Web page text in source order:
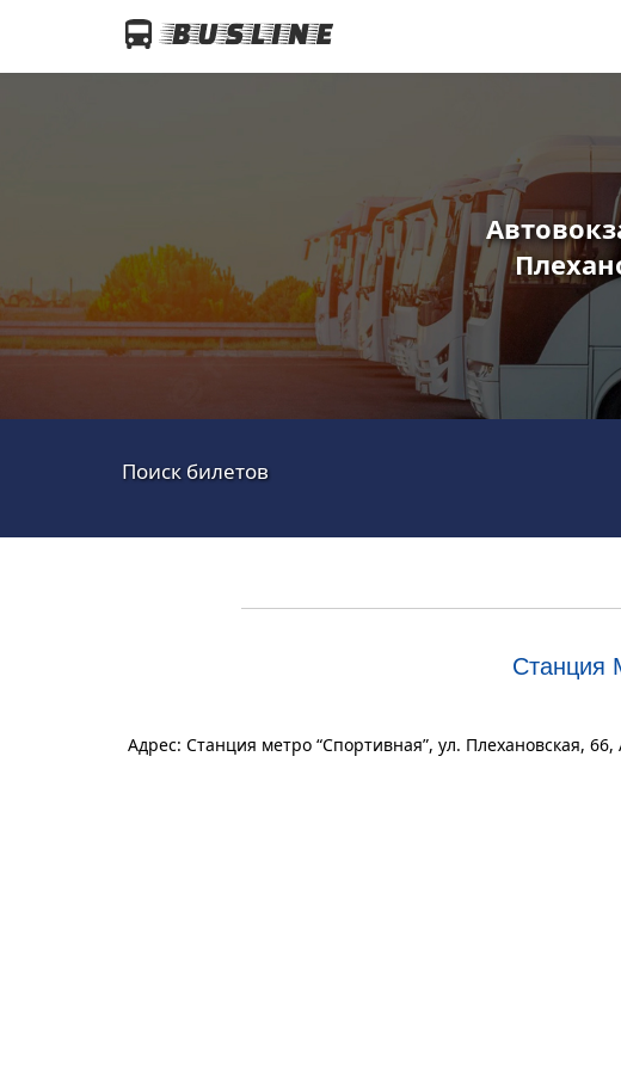
Поиск билетов
Станция
Адрес: Станция метро “Спортивная”, ул. Плехановская,